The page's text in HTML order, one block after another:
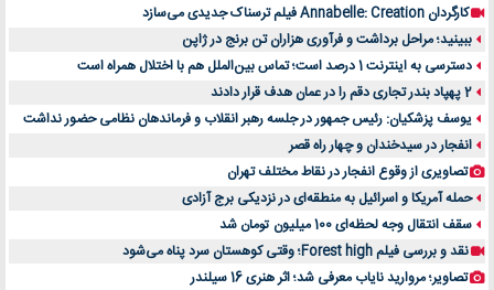
کارگردان Annabelle: Creation فیلم ترسناک جدیدی می‌سازد
ببینید؛ مراحل برداشت و فرآوری هزاران تن برنج در ژاپن
دسترسی به اینترنت 1 درصد است؛ تماس بین‌الملل هم با اختلال همراه است
2 پهپاد بندر تجاری دقم را در عمان هدف قرار دادند
یوسف پزشکیان: رئیس جمهور در جلسه رهبر انقلاب و فرماندهان نظامی حضور نداشت
انفجار در سیدخندان و چهار راه قصر
تصاویری از وقوع انفجار در نقاط مختلف تهران
حمله آمریکا و اسرائیل به منطقه‌ای در نزدیکی برج آزادی
سقف انتقال وجه لحظه‌ای 100 میلیون تومان شد
نقد و بررسی فیلم Forest high؛ وقتی کوهستان سرد پناه می‌شود
تصاویر؛ مروارید نایاب معرفی شد؛ اثر هنری 16 سیلندر